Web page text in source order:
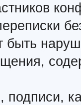
быть